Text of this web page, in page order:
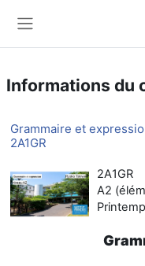
Informations du
Grammaire et
2A1GR
2A1GR
A2